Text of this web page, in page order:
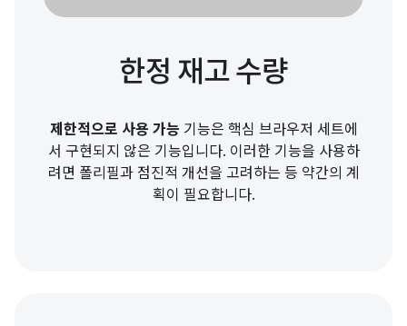
한정 재고 수량
제한적으로 사용 가능 기능은 핵심 브라우저 세트에
서 구현되지 않은 기능입니다. 이러한 기능을 사용하
려면 폴리필과 점진적 개선을 고려하는 등 약간의 계
획이 필요합니다.